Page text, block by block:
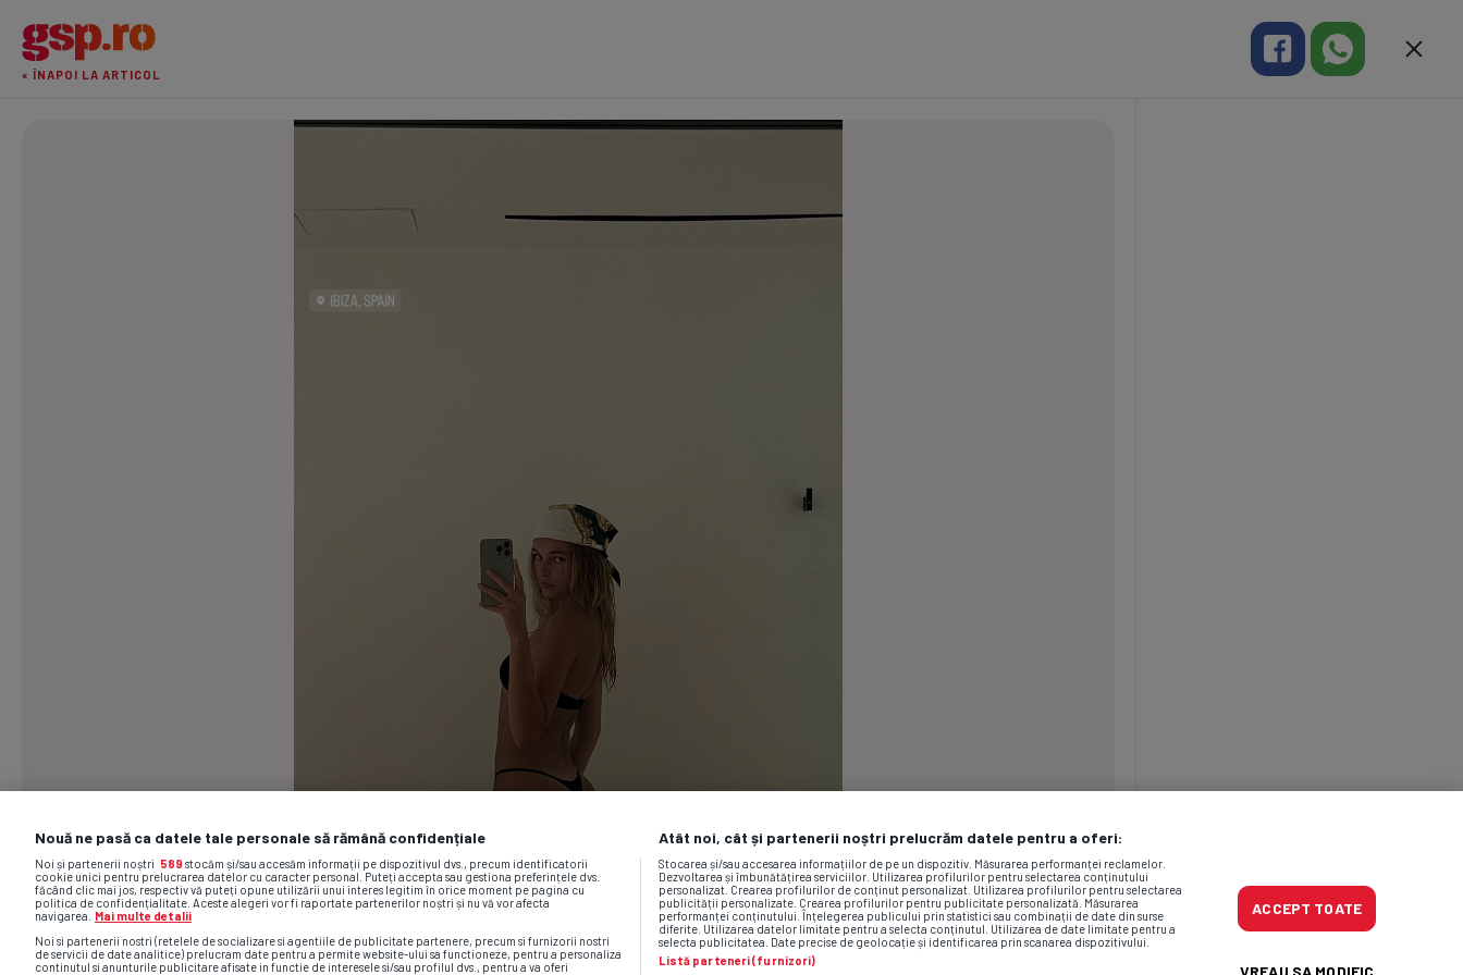
« ÎNAPOI LA ARTICOL
Nouă ne pasă ca datele tale personale să rămână confidențiale
Noi și partenerii noștri 589 stocăm și/sau accesăm informații pe dispozitivul dvs., precum identificatorii
cookie unici pentru prelucrarea datelor cu caracter personal. Puteți accepta sau gestiona preferințele dvs.
făcând clic mai jos, respectiv vă puteți opune utilizării unui interes legitim în orice moment pe pagina cu
politica de confidențialitate. Aceste alegeri vor fi raportate partenerilor noștri și nu vă vor afecta
navigarea.
Mai multe detalii
Noi si partenerii nostri (retelele de socializare si agentiile de publicitate partenere, precum si furnizorii nostri
de servicii de date analitice) prelucram date pentru a permite website-ului sa functioneze, pentru a personaliza
continutul si anunturile publicitare afisate in functie de interesele si/sau profilul dvs., pentru a va oferi
Atât noi, cât și partenerii noștri prelucrăm datele pentru a oferi:
Stocarea și/sau accesarea informațiilor de pe un dispozitiv. Măsurarea performanței reclamelor.
Dezvoltarea și îmbunătățirea serviciilor. Utilizarea profilurilor pentru selectarea conținutului
personalizat. Crearea profilurilor de conținut personalizat. Utilizarea profilurilor pentru selectarea
publicității personalizate. Crearea profilurilor pentru publicitate personalizată. Măsurarea
performanței conținutului. Înțelegerea publicului prin statistici sau combinații de date din surse
diferite. Utilizarea datelor limitate pentru a selecta conținutul. Utilizarea de date limitate pentru a
selecta publicitatea. Date precise de geolocație și identificarea prin scanarea dispozitivului.
Listă parteneri (furnizori)
ACCEPT TOATE
VREAU SA MODIFIC